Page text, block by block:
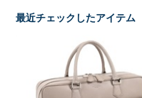
最近チェックしたアイテム